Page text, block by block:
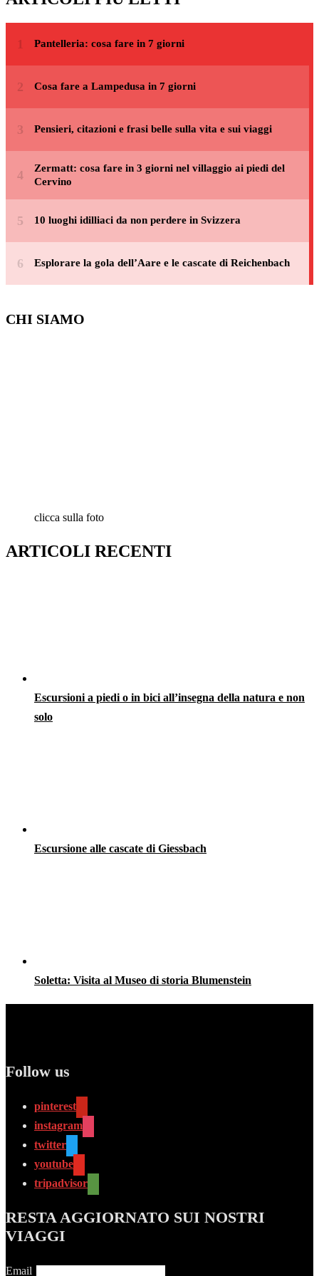
Pantelleria: cosa fare in 7 giorni
Cosa fare a Lampedusa in 7 giorni
Pensieri, citazioni e frasi belle sulla vita e sui viaggi
Zermatt: cosa fare in 3 giorni nel villaggio ai piedi del
Cervino
10 luoghi idilliaci da non perdere in Svizzera
Esplorare la gola dell’Aare e le cascate di Reichenbach
CHI SIAMO
clicca sulla foto
ARTICOLI RECENTI
Escursioni a piedi o in bici all’insegna della natura e non
solo
Escursione alle cascate di Giessbach
Soletta: Visita al Museo di storia Blumenstein
Follow us
pinterest
instagram
twitter
youtube
tripadvisor
RESTA AGGIORNATO SUI NOSTRI
VIAGGI
Email